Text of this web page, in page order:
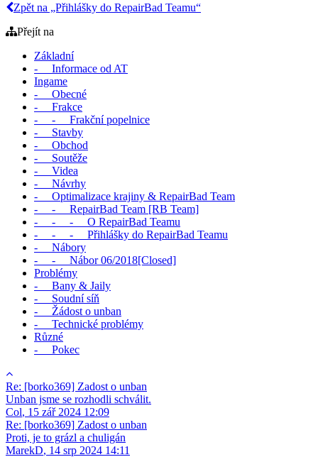
Zpět na „Přihlášky do RepairBad Teamu“
Přejít na
Základní
- Informace od AT
Ingame
- Obecné
- Frakce
- - Frakční popelnice
- Stavby
- Obchod
- Soutěže
- Videa
- Návrhy
- Optimalizace krajiny & RepairBad Team
- - RepairBad Team [RB Team]
- - - O RepairBad Teamu
- - - Přihlášky do RepairBad Teamu
- Nábory
- - Nábor 06/2018[Closed]
Problémy
- Bany & Jaily
- Soudní síň
- Žádost o unban
- Technické problémy
Různé
- Pokec
Re: [borko369] Zadost o unban
Unban jsme se rozhodli schválit.
Col, 15 zář 2024 12:09
Re: [borko369] Zadost o unban
Proti, je to grázl a chuligán
MarekD, 14 srp 2024 14:11